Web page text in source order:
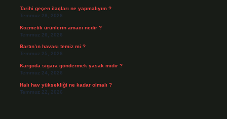
Tarihi geçen ilaçları ne yapmalıyım ?
Temmuz 28, 2026
Kozmetik ürünlerin amacı nedir ?
Temmuz 26, 2026
Bartın’ın havası temiz mi ?
Temmuz 25, 2026
Kargoda sigara göndermek yasak mıdır ?
Temmuz 24, 2026
Halı hav yüksekliği ne kadar olmalı ?
Temmuz 22, 2026